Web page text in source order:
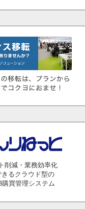
削減・業務効率化
きるクラウド型の
購買管理システム